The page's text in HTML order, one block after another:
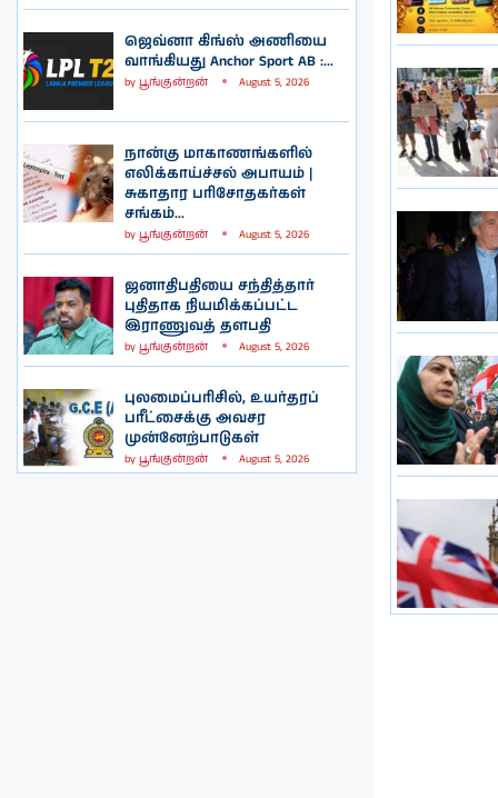
ஜெவ்னா கிங்ஸ் அணியை
வாங்கியது Anchor Sport AB :...
by பூங்குன்றன் August 5, 2026
நான்கு மாகாணங்களில்
எலிக்காய்ச்சல் அபாயம் |
சுகாதார பரிசோதகர்கள்
சங்கம்...
by பூங்குன்றன் August 5, 2026
ஜனாதிபதியை சந்தித்தார்
புதிதாக நியமிக்கப்பட்ட
இராணுவத் தளபதி
by பூங்குன்றன் August 5, 2026
புலமைப்பரிசில், உயர்தரப்
பரீட்சைக்கு அவசர
முன்னேற்பாடுகள்
by பூங்குன்றன் August 5, 2026